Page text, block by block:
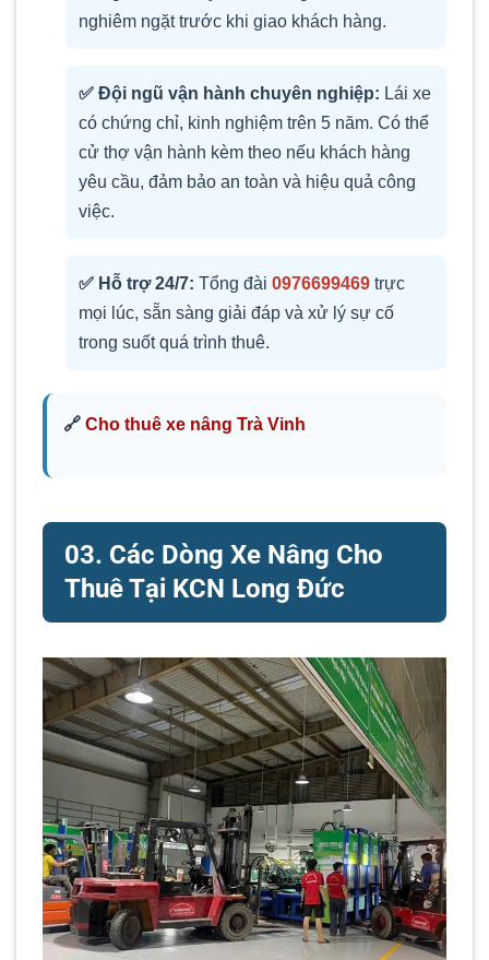
nghiêm ngặt trước khi giao khách hàng.
✅ Đội ngũ vận hành chuyên nghiệp: Lái xe
có chứng chỉ, kinh nghiệm trên 5 năm. Có thể
cử thợ vận hành kèm theo nếu khách hàng
yêu cầu, đảm bảo an toàn và hiệu quả công
việc.
✅ Hỗ trợ 24/7: Tổng đài 0976699469trực
mọi lúc, sẵn sàng giải đáp và xử lý sự cố
trong suốt quá trình thuê.
🔗 Cho thuê xe nâng Trà Vinh
03. Các Dòng Xe Nâng Cho
Thuê Tại KCN Long Đức